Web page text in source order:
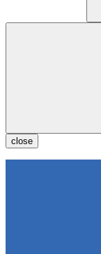
close